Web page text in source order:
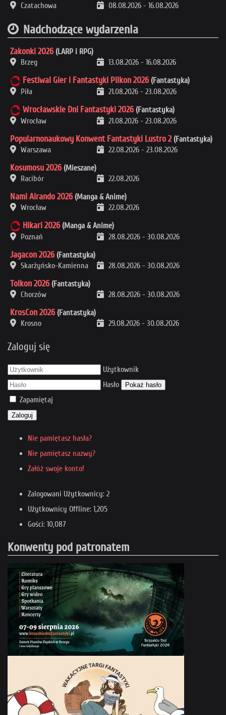
Czatachowa
08.08.2026 - 16.08.2026
Nadchodzące wydarzenia
Zakonki 2026 (LARP i RPG)
Brzeg
13.08.2026 - 16.08.2026
Festiwal Gier i Fantastyki Pilkon 2026 (Fantastyka)
Piła
21.08.2026 - 23.08.2026
Wrocławskie Dni Fantastyki 2026 (Fantastyka)
Wrocław
21.08.2026 - 23.08.2026
Popularnonaukowy Konwent Fantastyki Lustro 2 (Fantastyka)
Warszawa
22.08.2026 - 23.08.2026
Kosumosu 2026 (Mieszane)
Racibór
22.08.2026
Nami Airando 2026 (Manga & Anime)
Wrocław
22.08.2026
Hikari 2026 (Manga & Anime)
Poznań
28.08.2026 - 30.08.2026
Jagacon 2026 (Fantastyka)
Skarżyńsko-Kamienna
28.08.2026 - 30.08.2026
Tolkon 2026 (Fantastyka)
Chorzów
28.08.2026 - 30.08.2026
KrosCon 2026 (Fantastyka)
Krosno
29.08.2026 - 30.08.2026
Zaloguj się
Użytkownik
Hasło
Pokaż hasło
Zapamiętaj
Zaloguj
Nie pamiętasz hasła?
Nie pamiętasz nazwy?
Załóż swoje konto!
Zalogowani Użytkownicy: 2
Użytkownicy Offline: 1,205
Gości: 10,087
Konwenty pod patronatem